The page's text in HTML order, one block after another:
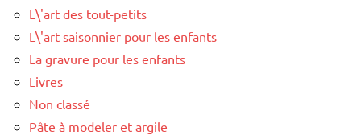
L\'art des tout-petits
L\'art saisonnier pour les enfants
La gravure pour les enfants
Livres
Non classé
Pâte à modeler et argile